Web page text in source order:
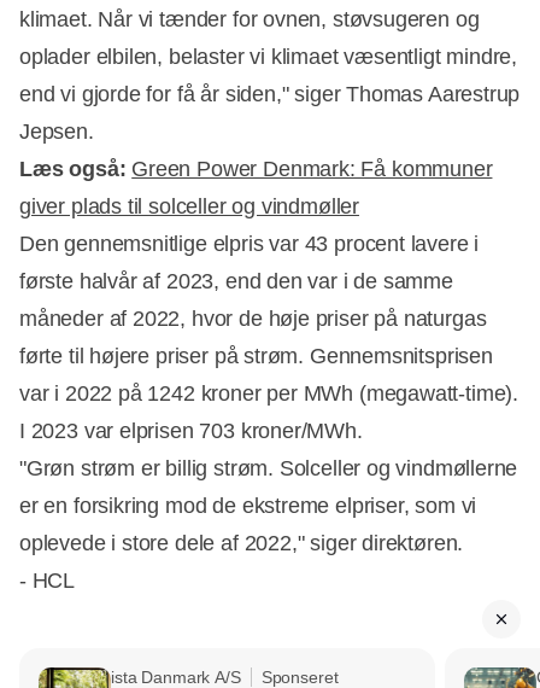
klimaet. Når vi tænder for ovnen, støvsugeren og
oplader elbilen, belaster vi klimaet væsentligt mindre,
end vi gjorde for få år siden," siger Thomas Aarestrup
Jepsen.
Læs også: Green Power Denmark: Få kommuner
giver plads til solceller og vindmøller
Den gennemsnitlige elpris var 43 procent lavere i
første halvår af 2023, end den var i de samme
måneder af 2022, hvor de høje priser på naturgas
førte til højere priser på strøm. Gennemsnitsprisen
var i 2022 på 1242 kroner per MWh (megawatt-time).
I 2023 var elprisen 703 kroner/MWh.
"Grøn strøm er billig strøm. Solceller og vindmøllerne
er en forsikring mod de ekstreme elpriser, som vi
oplevede i store dele af 2022," siger direktøren.
- HCL
ista Danmark A/S Sponseret